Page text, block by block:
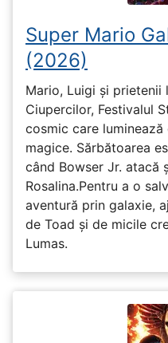
Super Mario
(2026)
Mario, Luigi și prietenii
Ciupercilor, Festivalul
cosmic care
magice. Sărbătoarea
când Bowser Jr. atacă
Rosalina.Pentru a o
aventură prin galaxie,
de Toad și de micile
Lumas.